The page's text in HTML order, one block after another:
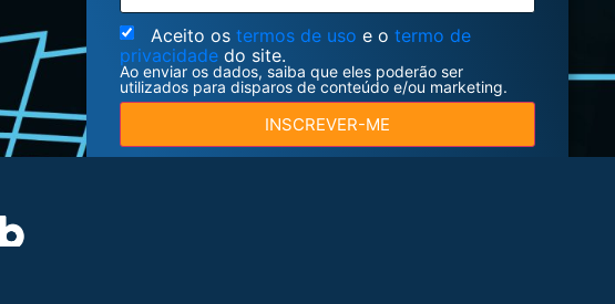
Aceito os termos de uso e o termo de
privacidade do site.
Ao enviar os dados, saiba que eles poderão ser
utilizados para disparos de conteúdo e/ou marketing.
INSCREVER-ME